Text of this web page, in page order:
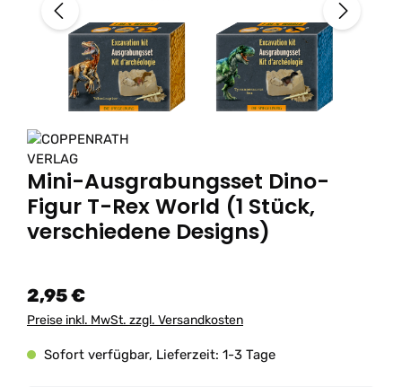
Mini-Ausgrabungsset Dino-
Figur T-Rex World (1 Stück,
verschiedene Designs)
2,95 €
Preise inkl. MwSt. zzgl. Versandkosten
Sofort verfügbar, Lieferzeit: 1-3 Tage